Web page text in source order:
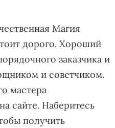
Магия
дорого. Хороший
заказчика и
и советчиком.
мастера
сайте. Наберитесь
получить